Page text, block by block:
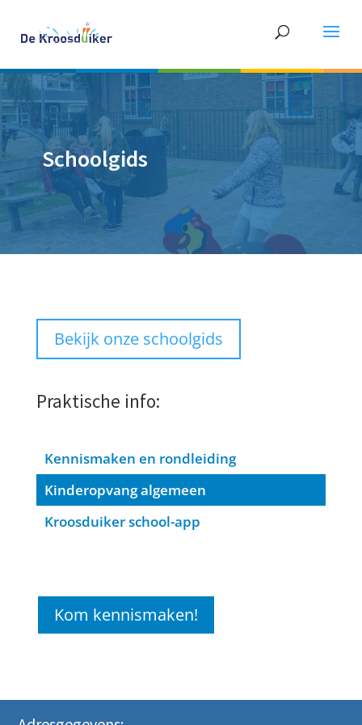
Schoolgids
Bekijk onze schoolgids
Praktische info:
Kennismaken en rondleiding
Kinderopvang algemeen
Kroosduiker school-app
Kom kennismaken!